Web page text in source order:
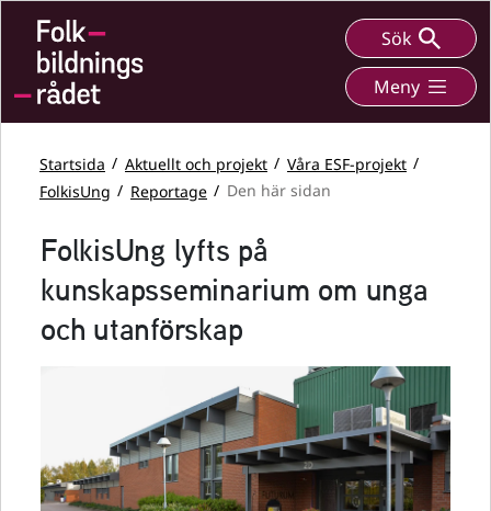
Sök
Meny
Startsida Aktuellt och projekt
Våra ESF-projekt
FolkisUng
Reportage Den här sidan
FolkisUng lyfts på
kunskapsseminarium om unga
och utanförskap